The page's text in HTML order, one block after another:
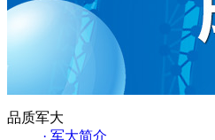
品质军大
· 军大简介